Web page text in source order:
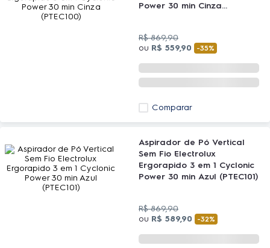
Power 30 min Cinza
R$ 869,90
ou R$ 559,90 -35%
Comparar
Aspirador de Pó Vertical
Sem Fio Electrolux
Ergorapido 3 em 1 Cyclonic
Power 30 min Azul (PTEC101)
R$ 869,90
ou R$ 589,90 -32%